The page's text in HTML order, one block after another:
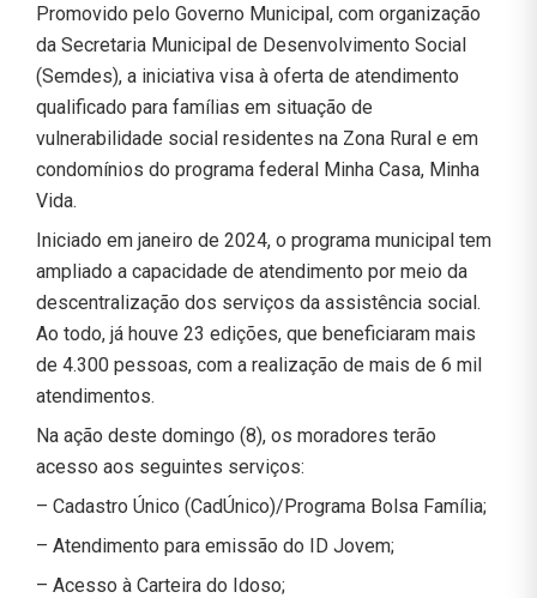
Promovido pelo Governo Municipal, com organização
da Secretaria Municipal de Desenvolvimento Social
(Semdes), a iniciativa visa à oferta de atendimento
qualificado para famílias em situação de
vulnerabilidade social residentes na Zona Rural e em
condomínios do programa federal Minha Casa, Minha
Vida.
Iniciado em janeiro de 2024, o programa municipal tem
ampliado a capacidade de atendimento por meio da
descentralização dos serviços da assistência social.
Ao todo, já houve 23 edições, que beneficiaram mais
de 4.300 pessoas, com a realização de mais de 6 mil
atendimentos.
Na ação deste domingo (8), os moradores terão
acesso aos seguintes serviços:
– Cadastro Único (CadÚnico)/Programa Bolsa Família;
– Atendimento para emissão do ID Jovem;
– Acesso à Carteira do Idoso;